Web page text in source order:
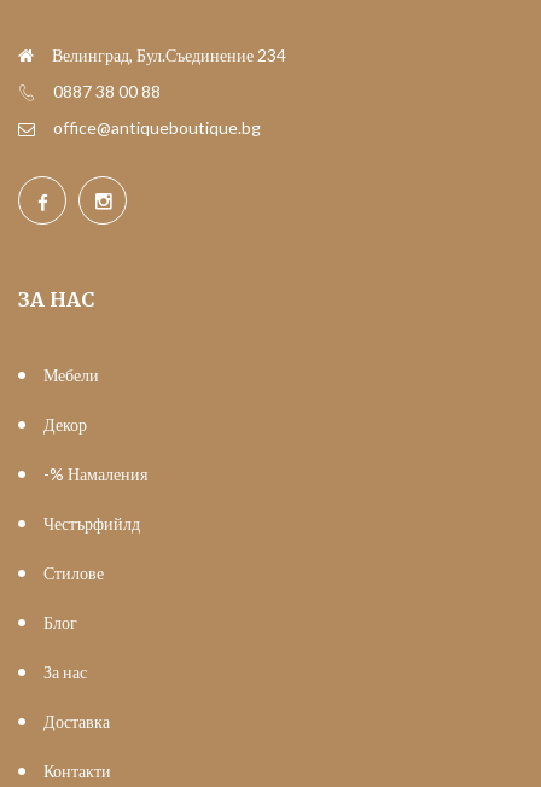
Велинград, Бул.Съединение 234
0887 38 00 88
office@antiqueboutique.bg
ЗА НАС
Мебели
Декор
-% Намаления
Честърфийлд
Стилове
Блог
За нас
Доставка
Контакти